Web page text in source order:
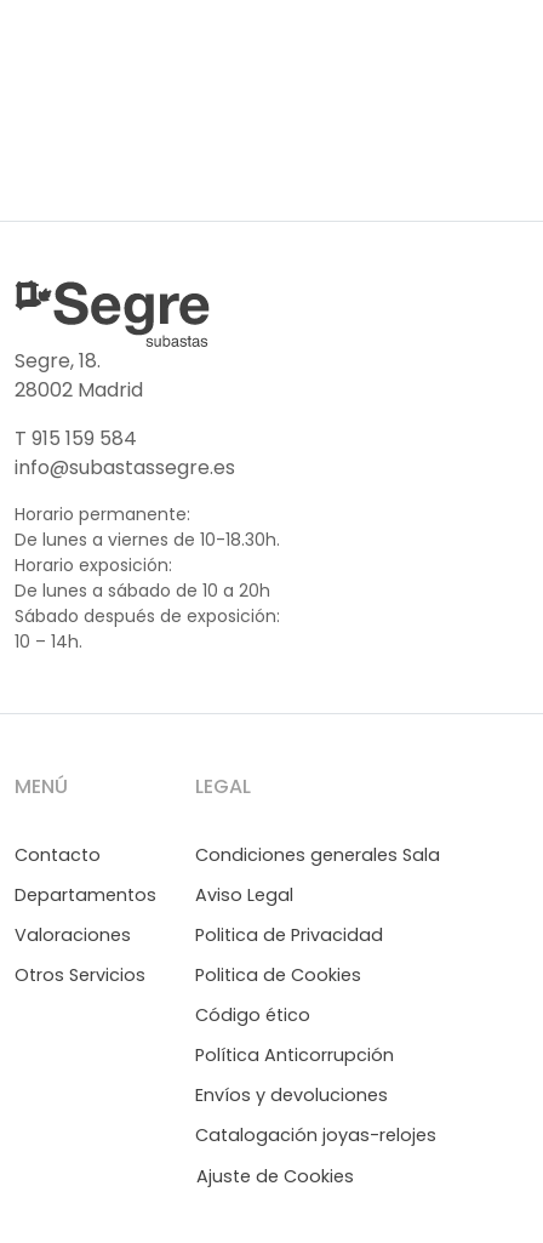
Segre, 18.
28002 Madrid
T 915 159 584
info@subastassegre.es
Horario permanente:
De lunes a viernes de 10-18.30h.
Horario exposición:
De lunes a sábado de 10 a 20h
Sábado después de exposición:
10 – 14h.
MENÚ
Contacto
Departamentos
Valoraciones
Otros Servicios
LEGAL
Condiciones generales Sala
Aviso Legal
Politica de Privacidad
Politica de Cookies
Código ético
Política Anticorrupción
Envíos y devoluciones
Catalogación joyas-relojes
Ajuste de Cookies